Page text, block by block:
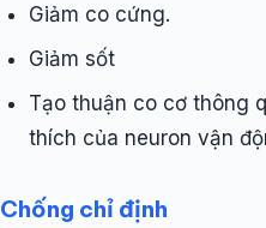
Giảm co cứng.
Giảm sốt
Tạo thuận co cơ thông
thích của neuron vận
Chống chỉ định